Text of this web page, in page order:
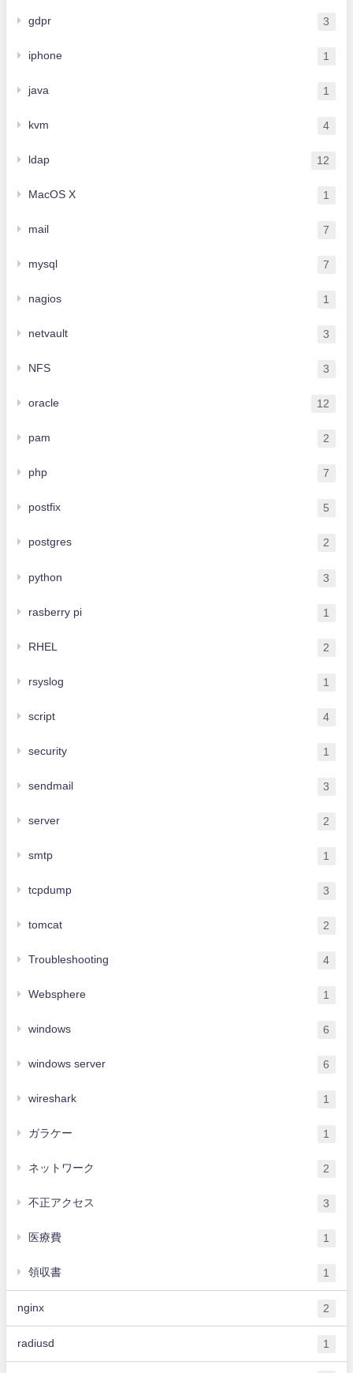
gdpr 3
iphone 1
java 1
kvm 4
ldap 12
MacOS X 1
mail 7
mysql 7
nagios 1
netvault 3
NFS 3
oracle 12
pam 2
php 7
postfix 5
postgres 2
python 3
rasberry pi 1
RHEL 2
rsyslog 1
script 4
security 1
sendmail 3
server 2
smtp 1
tcpdump 3
tomcat 2
Troubleshooting 4
Websphere 1
windows 6
windows server 6
wireshark 1
ガラケー 1
ネットワーク 2
不正アクセス 3
医療費 1
領収書 1
nginx 2
radiusd 1